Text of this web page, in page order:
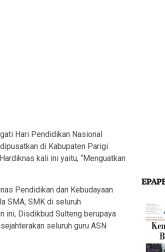
Hari Pendidikan Nasional
di Kabupaten Parigi
kali ini yaitu, “Menguatkan
Pendidikan dan Kebudayaan
SMA, SMK di seluruh
ini, Disdikbud Sulteng berupaya
seluruh guru ASN